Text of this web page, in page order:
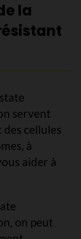
la
servent
cellules
à
aider à
on peut